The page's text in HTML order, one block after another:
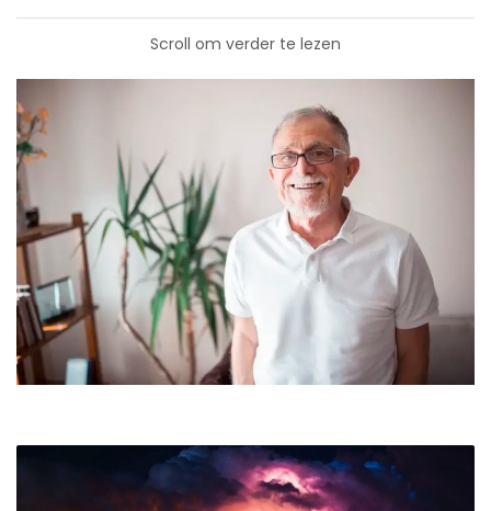
Scroll om verder te lezen